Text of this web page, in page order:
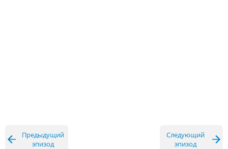
Предыдущий
эпизод
Следующий
эпизод